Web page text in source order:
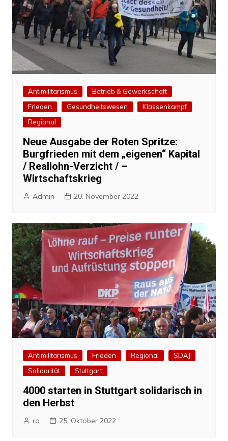
Antimilitarismus
Betrieb & Gewerkschaft
Frieden
Gesundheitswesen
Klassenkampf
Regional
Neue Ausgabe der Roten Spritze:
Burgfrieden mit dem „eigenen“ Kapital
/ Reallohn-Verzicht / –
Wirtschaftskrieg
Admin 20. November 2022
Antimilitarismus Frieden Regional
SDAJ
Solidarität
Stuttgart
4000 starten in Stuttgart solidarisch in
den Herbst
ro 25. Oktober 2022